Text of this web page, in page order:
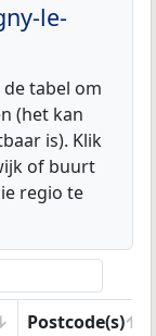
le-
tabel om
(het kan
is). Klik
of buurt
regio te
Postcode(s)